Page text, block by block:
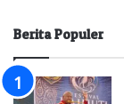
Berita Populer